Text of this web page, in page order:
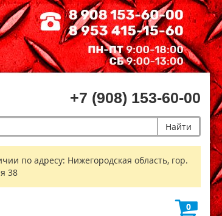
+7 (908) 153-60-00
Найти
по адресу: Нижегородская область, гор.
38
0